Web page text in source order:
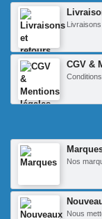
CGV &
Nos
Nous